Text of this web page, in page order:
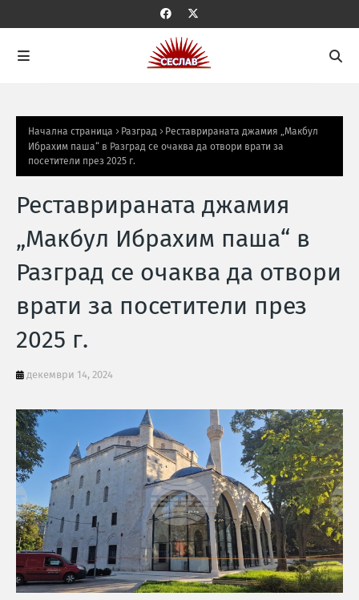
Начална страница Разград
Реставрираната джамия „Макбул
Ибрахим паша“ в Разград се очаква да отвори врати за
посетители през 2025 г.
Реставрираната джамия
„Макбул Ибрахим паша“ в
Разград се очаква да отвори
врати за посетители през
2025 г.
декември 14, 2024